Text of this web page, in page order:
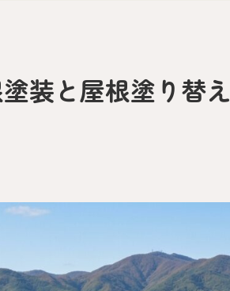
装と屋根塗り替え